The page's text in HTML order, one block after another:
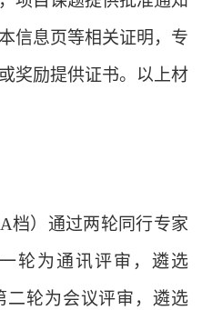
信息页等相关证明，专
奖励提供证书。以上材
A档）通过两轮同行专家
轮为通讯评审，遴选
二轮为会议评审，遴选